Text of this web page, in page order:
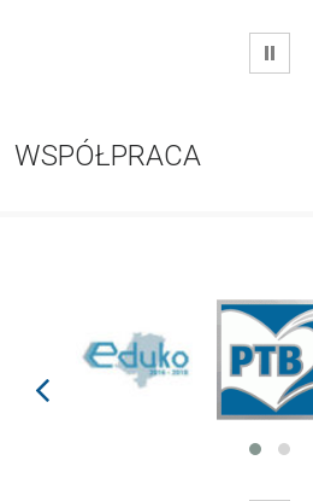
WSTRZYMAJ
WSPÓŁPRACA
prev